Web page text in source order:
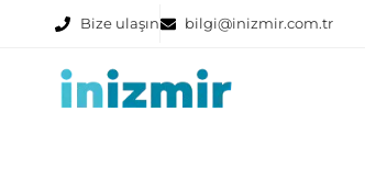
Bize ulaşın bilgi@inizmir.com.tr